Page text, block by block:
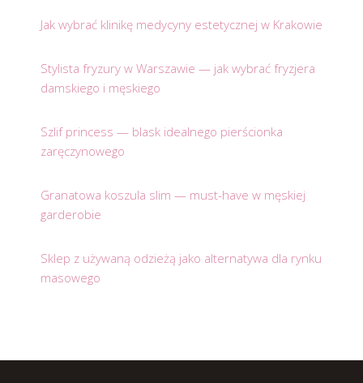
Jak wybrać klinikę medycyny estetycznej w Krakowie
Stylista fryzury w Warszawie — jak wybrać fryzjera
damskiego i męskiego
Szlif princess — blask idealnego pierścionka
zaręczynowego
Granatowa koszula slim — must-have w męskiej
garderobie
Sklep z używaną odzieżą jako alternatywa dla rynku
masowego